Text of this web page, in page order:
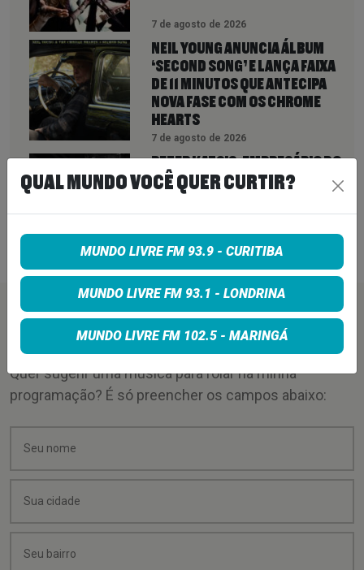
7 de agosto de 2026
NEIL YOUNG ANUNCIA ÁLBUM
‘SECOND SONG’ E LANÇA FAIXA
DE 11 MINUTOS QUE ANTECIPA
NOVA FASE COM OS CHROME
HEARTS
7 de agosto de 2026
PETER KATSIS, EMPRESÁRIO DO
KORN, LIMP BIZKIT E SMASHING
PUMPKINS, MORRE AOS 69 ANOS
7 de agosto de 2026
PEÇA SUA MÚSICA
Quer sugerir uma música para rolar na minha
programação? É só preencher os campos abaixo:
QUAL MUNDO VOCÊ QUER CURTIR?
MUNDO LIVRE FM 93.9 - CURITIBA
MUNDO LIVRE FM 93.1 - LONDRINA
MUNDO LIVRE FM 102.5 - MARINGÁ